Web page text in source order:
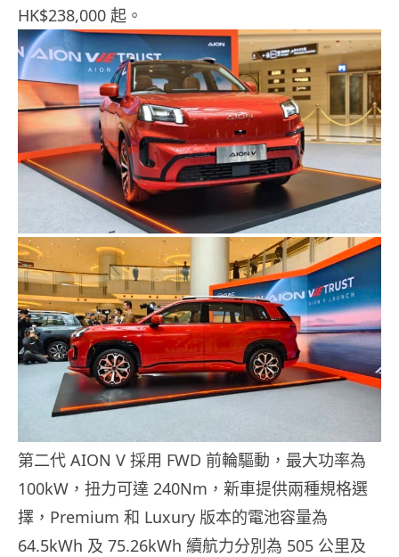
HK$238,000 起。
第二代 AION V 採用 FWD 前輪驅動，最大功率為
100kW，扭力可達 240Nm，新車提供兩種規格選
擇，Premium 和 Luxury 版本的電池容量為
64.5kWh 及 75.26kWh 續航力分別為 505 公里及